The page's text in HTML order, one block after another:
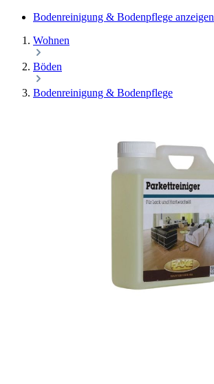
Bodenreinigung & Bodenpflege anzeigen
Wohnen
Böden
Bodenreinigung & Bodenpflege